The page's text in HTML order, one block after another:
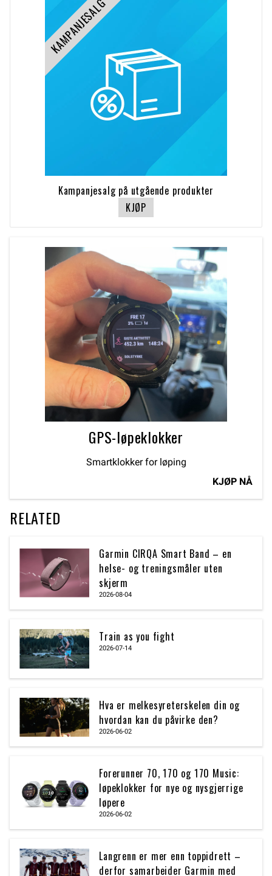
KAMPANJESALG
Kampanjesalg på utgående produkter
KJØP
GPS-løpeklokker
Smartklokker for løping
KJØP NÅ
RELATED
Garmin CIRQA Smart Band – en
helse- og treningsmåler uten
skjerm
2026-08-04
Train as you fight
2026-07-14
Hva er melkesyreterskelen din og
hvordan kan du påvirke den?
2026-06-02
Forerunner 70, 170 og 170 Music:
løpeklokker for nye og nysgjerrige
løpere
2026-06-02
Langrenn er mer enn toppidrett –
derfor samarbeider Garmin med